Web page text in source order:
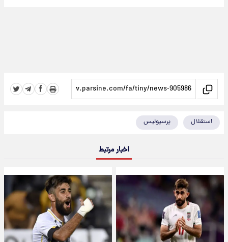
استقلال پرسپولیس
اخبار مرتبط